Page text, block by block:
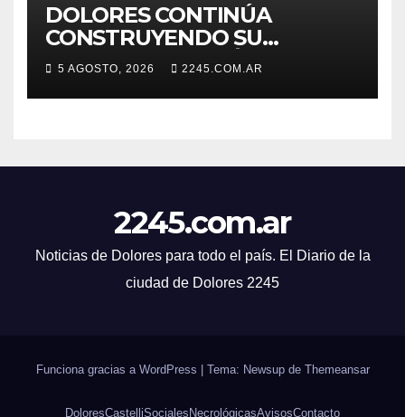
DOLORES CONTINÚA
CONSTRUYENDO SU
AGENDA ESTRATÉGICA CON
NUEVAS JORNADAS
PARTICIPATIVAS
5 AGOSTO, 2026 2245.COM.AR
2245.com.ar
Noticias de Dolores para todo el país. El Diario de la
ciudad de Dolores 2245
Funciona gracias a WordPress Tema: Newsup de Themeansar
DoloresCastelliSociales NecrológicasAvisosContacto